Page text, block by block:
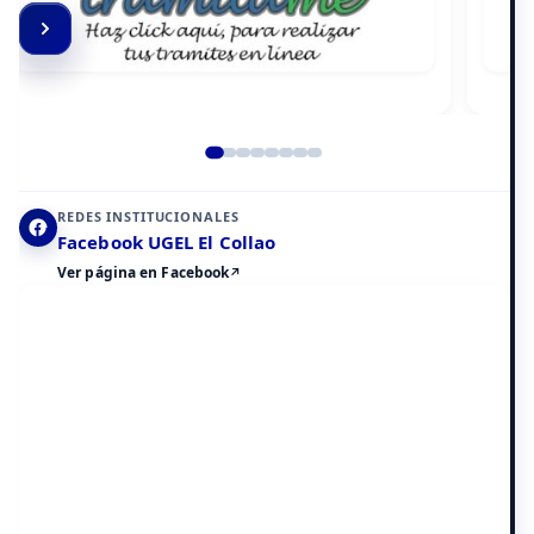
REDES INSTITUCIONALES
Facebook UGEL El Collao
Ver página en Facebook